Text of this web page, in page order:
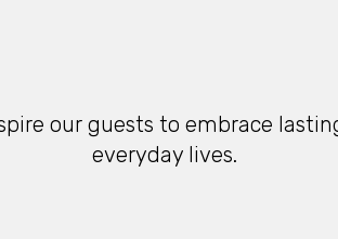
our guests to embrace
everyday lives.